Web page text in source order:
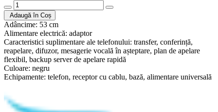
Adaugă în Coș
Adâncime: 53 cm
Alimentare electrică: adaptor
Caracteristici suplimentare ale telefonului: transfer, conferință,
reapelare, difuzor, mesagerie vocală în așteptare, plan de apelare
flexibil, backup server de apelare rapidă
Culoare: negru
Echipamente: telefon, receptor cu cablu, bază, alimentare universală